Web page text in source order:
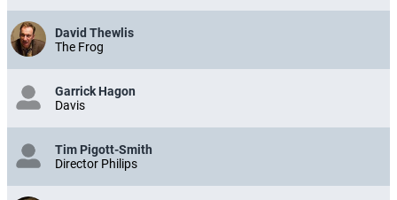
David Thewlis
The Frog
Garrick Hagon
Davis
Tim Pigott-Smith
Director Philips